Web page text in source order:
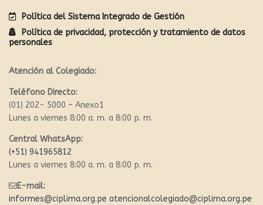
Política del Sistema Integrado de Gestión
Política de privacidad, protección y tratamiento de datos
personales
Atención al Colegiado:
Teléfono Directo:
(01) 202- 5000 – Anexo1
Lunes a viernes 8:00 a. m. a 8:00 p. m.
Central WhatsApp:
(+51) 941965812
Lunes a viernes 8:00 a. m. a 8:00 p. m.
E-mail:
informes@ciplima.org.pe atencionalcolegiado@ciplima.org.pe